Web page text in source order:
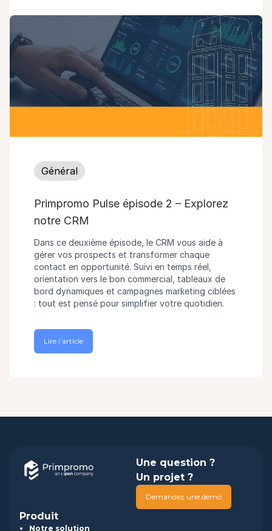
Général
Primpromo Pulse épisode 2 – Explorez
notre CRM
Dans ce deuxième épisode, le CRM vous aide à
gérer vos prospects et transformer chaque
contact en opportunité. Suivi en temps réel,
orientation vers le bon commercial, tableaux de
bord dynamiques et campagnes marketing ciblées
: tout est pensé pour simplifier votre quotidien.
Lire l’article
Une question ?
Un projet ?
Demandez une démo
Produit
Notre solution